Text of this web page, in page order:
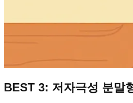
BEST 3: 저자극성 분말